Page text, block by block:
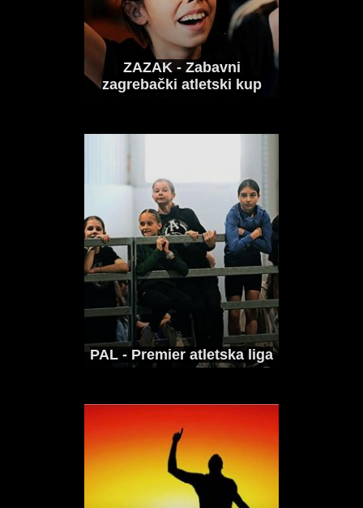
Nakon Patrika Pivarskog dobili smo i
medaljašicu Europskog...
ZAZAK - Zabavni
zagrebački atletski kup
PAL - Premier atletska liga